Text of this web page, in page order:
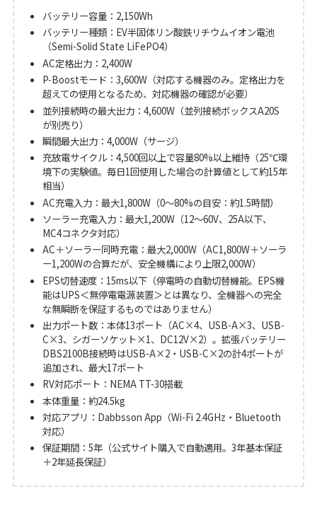
バッテリー容量：2,150Wh
バッテリー種類：EV半固体リン酸鉄リチウムイオン電池
（Semi-Solid State LiFePO4）
AC定格出力：2,400W
P-Boostモード：3,600W（対応する機器のみ。定格出力を
超えての使用となるため、対応機器の確認が必要）
並列接続時の最大出力：4,600W（並列接続ボックスA20S
が別売り）
瞬間最大出力：4,000W（サージ）
充放電サイクル：4,500回以上で容量80%以上維持（25℃環
境下の実験値。毎日1回使用した場合の計算値として約15年
相当）
AC充電入力：最大1,800W（0〜80%の目安：約1.5時間）
ソーラー充電入力：最大1,200W（12〜60V、25A以下、
MC4コネクタ対応）
AC＋ソーラー同時充電：最大2,000W（AC1,800W＋ソーラ
ー1,200Wの合算だが、安全機構により上限2,000W）
EPS切替速度：15ms以下（停電時の自動切替機能。EPS機
能はUPS＜無停電電源装置＞とは異なり、全機器への完全
な無瞬断を保証するものではありません）
出力ポート数：本体13ポート（AC×4、USB-A×3、USB-
C×3、シガーソケット×1、DC12V×2）。拡張バッテリー
DBS2100B接続時はUSB-A×2・USB-C×2の計4ポートが
追加され、最大17ポート
RV対応ポート：NEMA TT-30搭載
本体重量：約24.5kg
対応アプリ：Dabbsson App（Wi-Fi 2.4GHz・Bluetooth
対応）
保証期間：5年（公式サイト購入で自動適用。3年基本保証
＋2年延長保証）